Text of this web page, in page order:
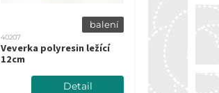
balení
40207
Veverka polyresin ležící
12cm
Detail